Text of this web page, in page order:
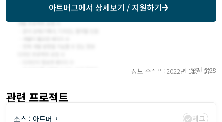
아트머그에서 상세보기 / 지원하기
정보 수집일: 2022년 11월 07일
오전 3:28
관련 프로젝트
소스 : 아트머그 체크